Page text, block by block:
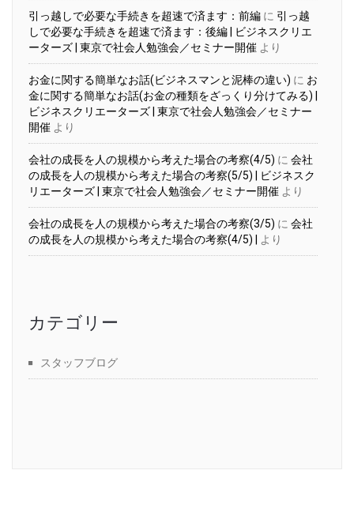
引っ越しで必要な手続きを超速で済ます：前編 に 引っ越
しで必要な手続きを超速で済ます：後編 | ビジネスクリエ
ーターズ | 東京で社会人勉強会／セミナー開催 より
お金に関する簡単なお話(ビジネスマンと泥棒の違い) に お
金に関する簡単なお話(お金の種類をざっくり分けてみる) |
ビジネスクリエーターズ | 東京で社会人勉強会／セミナー
開催 より
会社の成長を人の規模から考えた場合の考察(4/5) に 会社
の成長を人の規模から考えた場合の考察(5/5) | ビジネスク
リエーターズ | 東京で社会人勉強会／セミナー開催 より
会社の成長を人の規模から考えた場合の考察(3/5) に 会社
の成長を人の規模から考えた場合の考察(4/5) |
より
カテゴリー
スタッフブログ